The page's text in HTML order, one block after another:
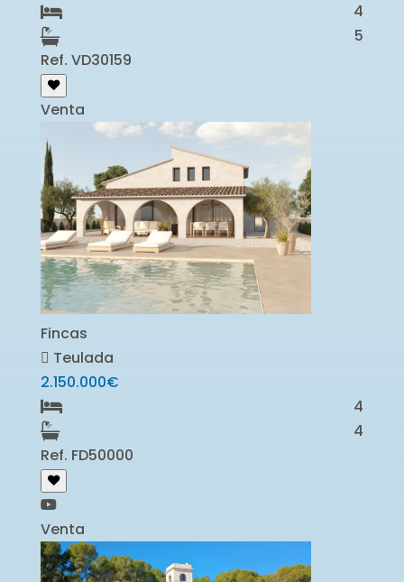
4
5
Ref. VD30159
Venta
Fincas
Teulada
2.150.000€
4
4
Ref. FD50000
Venta